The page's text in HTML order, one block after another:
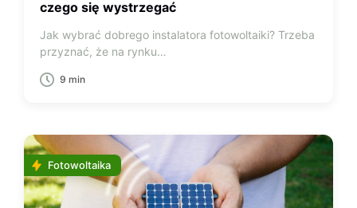
czego się wystrzegać
Jak wybrać dobrego instalatora fotowoltaiki? Trzeba
przyznać, że na rynku…
9 min
Fotowoltaika